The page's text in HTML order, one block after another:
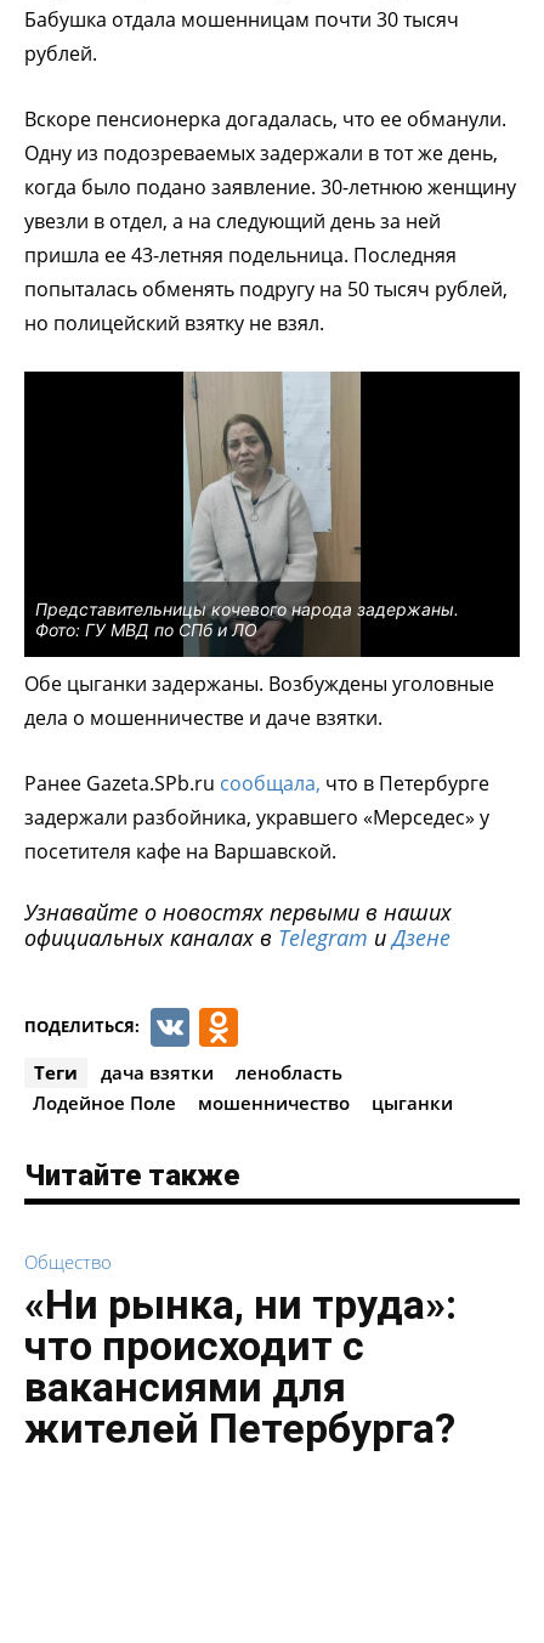
Бабушка отдала мошенницам почти 30 тысяч
рублей.
Вскоре пенсионерка догадалась, что ее обманули.
Одну из подозреваемых задержали в тот же день,
когда было подано заявление. 30-летнюю женщину
увезли в отдел, а на следующий день за ней
пришла ее 43-летняя подельница. Последняя
попыталась обменять подругу на 50 тысяч рублей,
но полицейский взятку не взял.
Представительницы кочевого народа задержаны.
Фото: ГУ МВД по СПб и ЛО
Обе цыганки задержаны. Возбуждены уголовные
дела о мошенничестве и даче взятки.
Ранее Gazeta.SPb.ru сообщала, что в Петербурге
задержали разбойника, укравшего «Мерседес» у
посетителя кафе на Варшавской.
Узнавайте о новостях первыми в наших
официальных каналах в Telegram иДзене
ПОДЕЛИТЬСЯ: VK
Теги дача взятки
ленобласть
Лодейное Поле
мошенничество цыганки
Читайте также
Общество
«Ни рынка, ни труда»:
что происходит с
вакансиями для
жителей Петербурга?